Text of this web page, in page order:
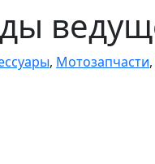
, Мотозапчасти,